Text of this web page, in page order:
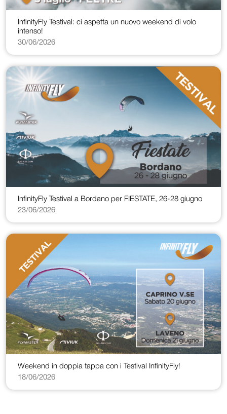
InfinityFly Testival: ci aspetta un nuovo weekend di volo
intenso!
30/06/2026
InfinityFly Testival a Bordano per FIESTATE, 26-28 giugno
23/06/2026
Weekend in doppia tappa con i Testival InfinityFly!
18/06/2026